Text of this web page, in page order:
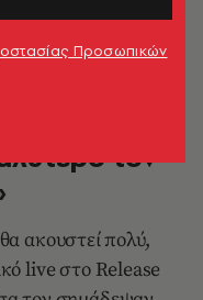
τον
ακουστεί πολύ,
live στο Release
Προσωπικών